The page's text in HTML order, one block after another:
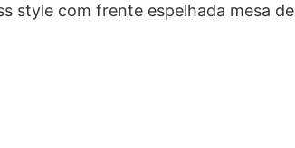
style com frente espelhada mesa